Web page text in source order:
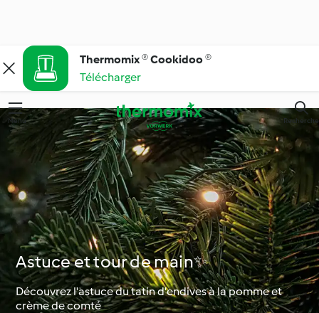
Thermomix ® Cookidoo ®
Télécharger
Menu Recherche
Astuce et tour de main✨
Découvrez l'astuce du tatin d'endives à la pomme et
crème de comté